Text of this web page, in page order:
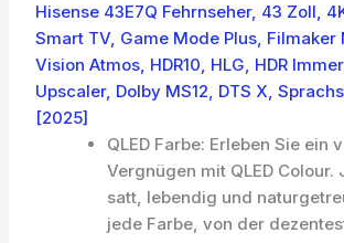
Hisense 43E7Q Fehrnseher, 43 Zoll,
Smart TV, Game Mode Plus, Filmaker
Vision Atmos, HDR10, HLG, HDR
Upscaler, Dolby MS12, DTS X,
[2025]
QLED Farbe: Erleben Sie ein
Vergnügen mit QLED Colour.
satt, lebendig und
jede Farbe, von der